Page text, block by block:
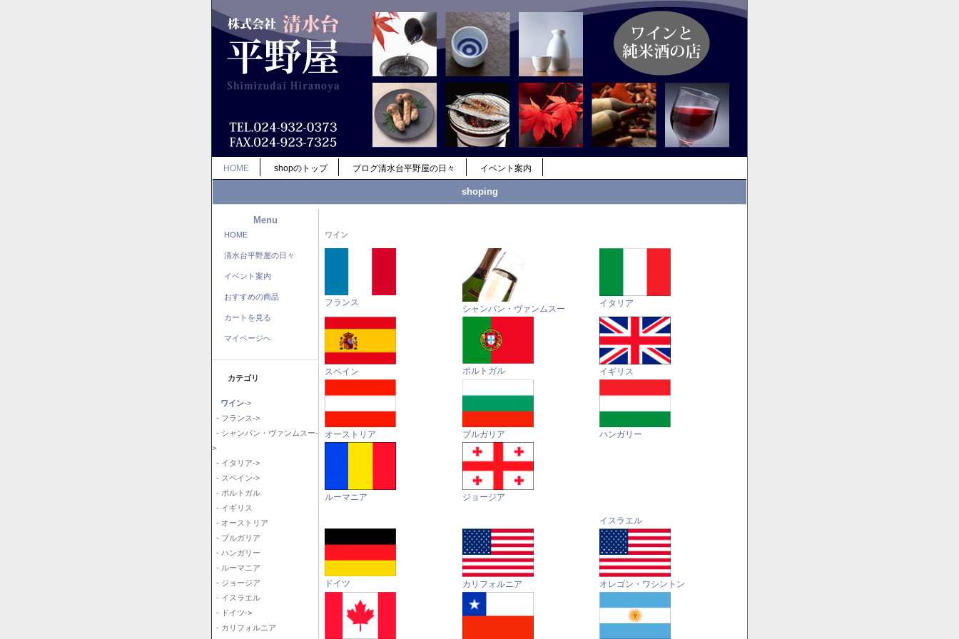
HOME shopのトップ ブログ清水台平野屋の日々 イベント案内
shoping
Menu
HOME
清水台平野屋の日々
イベント案内
おすすめの商品
カートを見る
マイページへ
カテゴリ
ワイン->
- フランス->
- シャンパン・ヴァンムスー-
>
- イタリア->
- スペイン->
- ポルトガル
- イギリス
- オーストリア
- ブルガリア
- ハンガリー
- ルーマニア
- ジョージア
- イスラエル
- ドイツ->
- カリフォルニア
ワイン
フランス
シャンパン・ヴァンムスー
イタリア
スペイン ポルトガル イギリス
オーストリア ブルガリア ハンガリー
ルーマニア ジョージア
イスラエル
ドイツ カリフォルニア オレゴン・ワシントン